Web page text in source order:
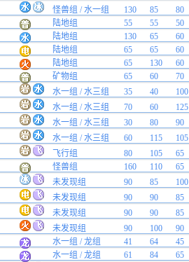
怪兽组 / 水一组 130 85 80
陆地组 55 55 50
陆地组 130 65 60
陆地组 65 65 60
陆地组 65 130 60
矿物组 65 60 70
水一组 / 水三组 35 40 100
水一组 / 水三组 70 60 125
水一组 / 水三组 30 80 90
水一组 / 水三组 60 115 105
飞行组 80 105 65
怪兽组 160 110 65
未发现组 90 85 100
未发现组 90 90 85
未发现组 90 90 85
未发现组 90 100 90
水一组 / 龙组 41 64 45
水一组 / 龙组 61 84 65